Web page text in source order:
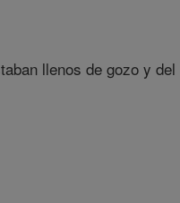
llenos de gozo y